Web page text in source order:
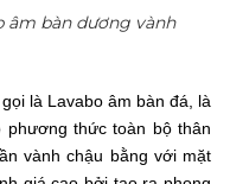
âm bàn dương vành
gọi là Lavabo âm bàn đá, là
thức toàn bộ thân
vành chậu bằng với mặt